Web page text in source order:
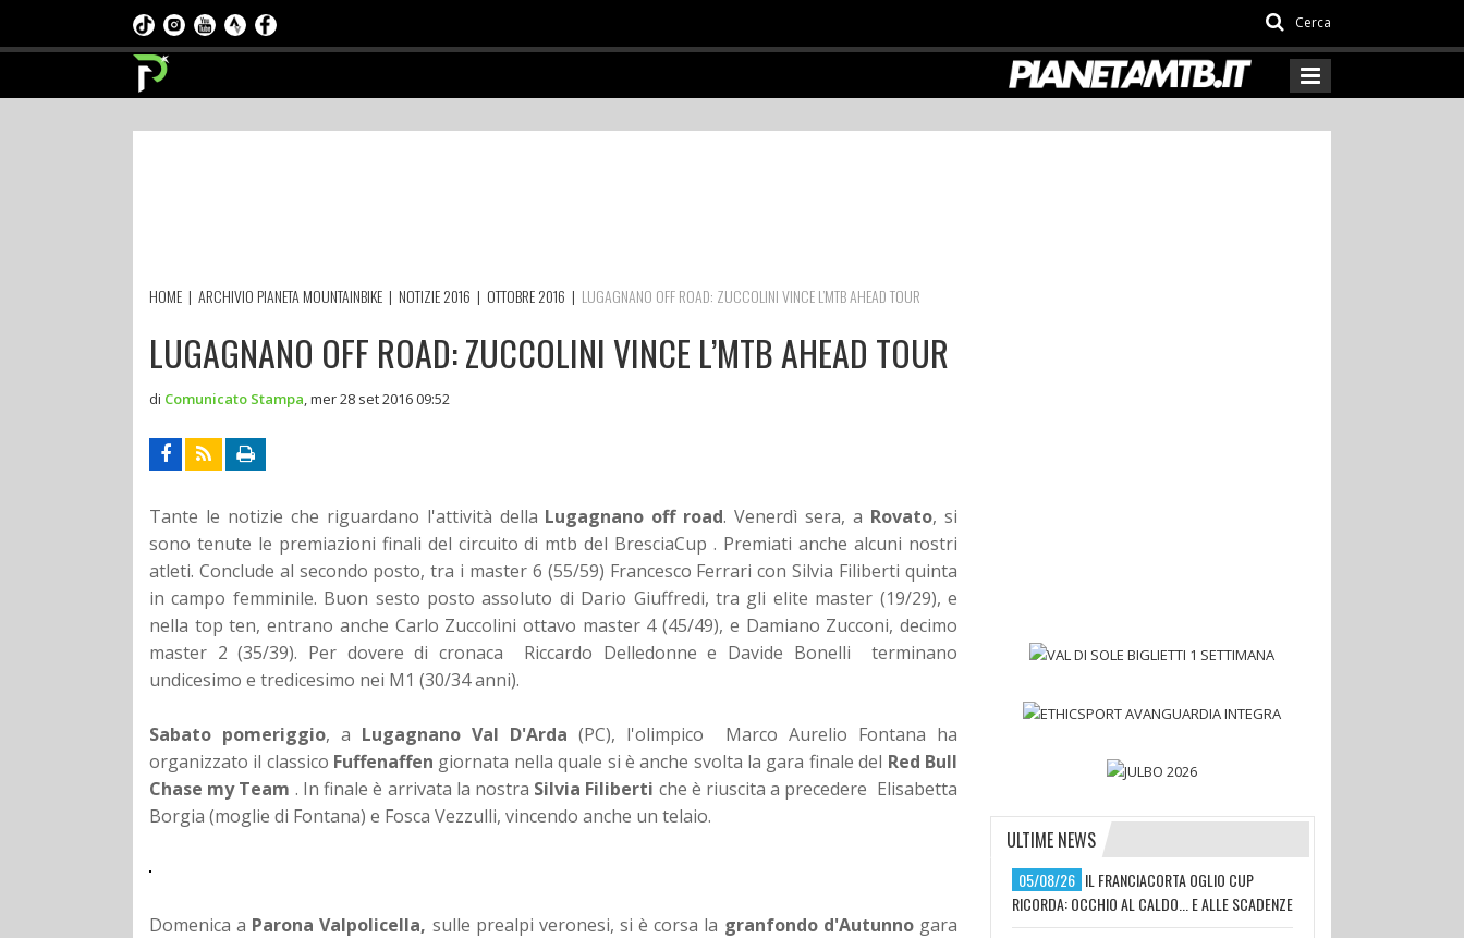
Cerca
HOME | ARCHIVIO PIANETA MOUNTAINBIKE | NOTIZIE 2016 | OTTOBRE 2016 | LUGAGNANO OFF ROAD: ZUCCOLINI VINCE L’MTB AHEAD TOUR
LUGAGNANO OFF ROAD: ZUCCOLINI VINCE L’MTB AHEAD TOUR
di Comunicato Stampa mer 28 set 2016 09:52
Tante le notizie che riguardano l'attività della Lugagnano off road.Venerdì sera, a Rovato, si
sono tenute le premiazioni finali del circuito di mtb del BresciaCup . Premiati anche alcuni nostri
atleti. Conclude al secondo posto, tra i master 6 (55/59) Francesco Ferrari con Silvia Filiberti quinta
in campo femminile. Buon sesto posto assoluto di Dario Giuffredi, tra gli elite master (19/29), e
nella top ten, entrano anche Carlo Zuccolini ottavo master 4 (45/49), e Damiano Zucconi, decimo
master 2 (35/39). Per dovere di cronaca Riccardo Delledonne e Davide Bonelli terminano
undicesimo e tredicesimo nei M1 (30/34 anni).
Sabato pomeriggio, a Lugagnano Val D'Arda (PC), l'olimpico Marco Aurelio Fontana ha
organizzato il classico Fuffenaffen giornata nella quale si è anche svolta la gara finale del Red Bull
Chase my Team . In finale è arrivata la nostra Silvia Filiberti che è riuscita a precedere Elisabetta
Borgia (moglie di Fontana) e Fosca Vezzulli, vincendo anche un telaio.
Domenica a Parona Valpolicella, sulle prealpi veronesi, si è corsa la granfondo d'Autunnogara
ULTIME NEWS
05/08/26 IL FRANCIACORTA OGLIO CUP
RICORDA: OCCHIO AL CALDO... E ALLE SCADENZE